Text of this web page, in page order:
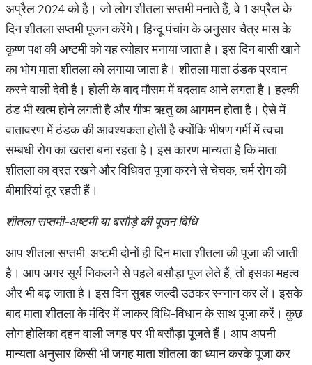
अप्रैल 2024 को है। जो लोग शीतला सप्तमी मनाते हैं, वे 1 अप्रैल के
दिन शीतला सप्तमी पूजन करेंगे। हिन्दू पंचांग के अनुसार चैत्र मास के
कृष्ण पक्ष की अष्टमी को यह त्योहार मनाया जाता है। इस दिन बासी खाने
का भोग माता शीतला को लगाया जाता है। शीतला माता ठंडक प्रदान
करने वाली देवी है। होली के बाद मौसम में बदलाव आने लगता है। हल्की
ठंड भी खत्म होने लगती है और गीष्म ऋतु का आगमन होता है। ऐसे में
वातावरण में ठंडक की आवश्यकता होती है क्योंकि भीषण गर्मी में त्वचा
सम्बधी रोग का खतरा बना रहता है। इस कारण मान्यता है कि माता
शीतला का व्रत रखने और विधिवत पूजा करने से चेचक, चर्म रोग की
बीमारियां दूर रहती हैं।
शीतला सप्तमी-अष्टमी या बसौड़े की पूजन विधि
आप शीतला सप्तमी-अष्टमी दोनों ही दिन माता शीतला की पूजा की जाती
है। आप अगर सूर्य निकलने से पहले बसौड़ा पूज लेते हैं, तो इसका महत्व
और भी बढ़ जाता है। इस दिन सुबह जल्दी उठकर स्न्नान कर लें। इसके
बाद माता शीतला के मंदिर में जाकर विधि-विधान के साथ पूजा करें। कुछ
लोग होलिका दहन वाली जगह पर भी बसौड़ा पूजते हैं। आप अपनी
मान्यता अनुसार किसी भी जगह माता शीतला का ध्यान करके पूजा कर